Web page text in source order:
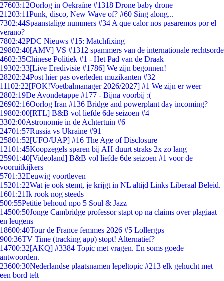
27603:12Oorlog in Oekraïne #1318 Drone baby drone
21203:11Punk, disco, New Wave of? #60 Sing along...
7302:44Spaanstalige nummers #34 A que calor nos pasaremos por el
verano?
7802:42PDC Nieuws #15: Matchfixing
29802:40[AMV] VS #1312 spammers van de internationale rechtsorde
4602:35Chinese Politiek #1 - Het Pad van de Draak
19302:33[Live Eredivisie #1786] We zijn begonnen!
28202:24Post hier pas overleden muzikanten #32
11102:22[FOK!Voetbalmanager 2026/2027] #1 We zijn er weer
2802:19De Avondetappe #177 - Bijna voorbij :(
26902:16Oorlog Iran #136 Bridge and powerplant day incoming?
19802:00[RTL] B&B vol liefde 6de seizoen #4
3302:00Astronomie in de Achtertuin #6
24701:57Russia vs Ukraine #91
25801:52[UFO/UAP] #16 The Age of Disclosure
12101:45Koopzegels sparen bij AH duurt straks 2x zo lang
25901:40[Videoland] B&B vol liefde 6de seizoen #1 voor de
vooruitkijkers
5701:32Eeuwig voortleven
15201:22Wat je ook stemt, je krijgt in NL altijd Links Liberaal Beleid.
1601:21Ik rook nog steeds
500:55Petitie behoud npo 5 Soul & Jazz
14500:50Jonge Cambridge professor stapt op na claims over plagiaat
en leugens
18600:40Tour de France femmes 2026 #5 Lollergps
900:36TV Time (tracking app) stopt! Alternatief?
14700:32[AKQ] #3384 Topic met vragen. En soms goede
antwoorden.
23600:30Nederlandse plaatsnamen lepeltopic #213 elk gehucht met
een bord telt